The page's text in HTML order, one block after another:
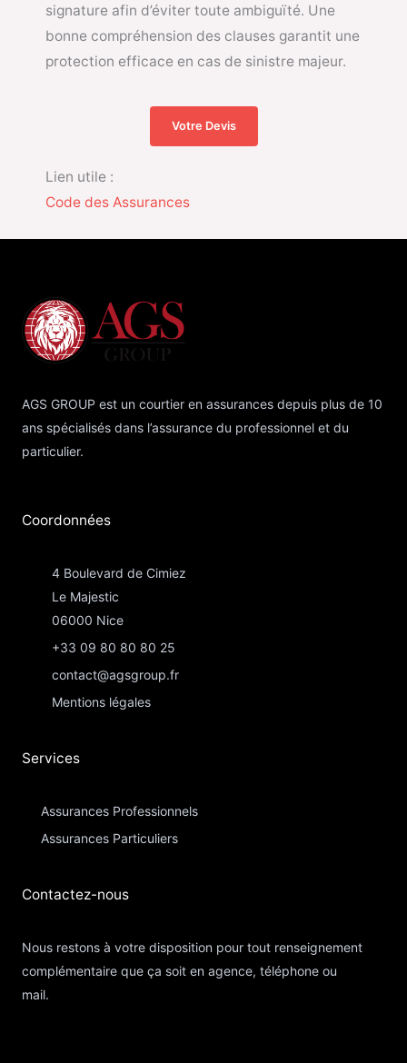
signature afin d’éviter toute ambiguïté. Une
bonne compréhension des clauses garantit une
protection efficace en cas de sinistre majeur.
Votre Devis
Lien utile :
Code des Assurances
AGS GROUP est un courtier en assurances depuis plus de 10
ans spécialisés dans l’assurance du professionnel et du
particulier.
Coordonnées​
4 Boulevard de Cimiez
Le Majestic
06000 Nice
+33 09 80 80 80 25
contact@agsgroup.fr
Mentions légales
Services
Assurances Professionnels
Assurances Particuliers​
Contactez-nous​
Nous restons à votre disposition pour tout renseignement
complémentaire que ça soit en agence, téléphone ou
mail.